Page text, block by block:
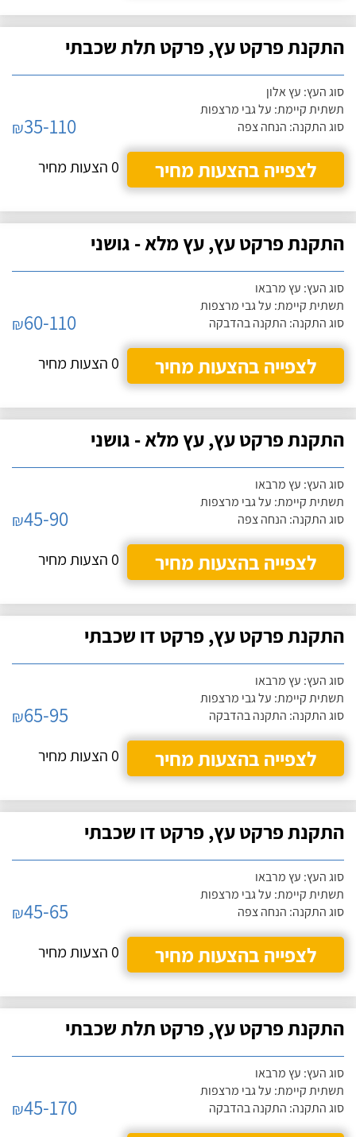
התקנת פרקט עץ, פרקט תלת שכבתי
סוג העץ: עץ אלון
תשתית קיימת: על גבי מרצפות
סוג התקנה: הנחה צפה
₪35-110
לצפייה בהצעות מחיר
0 הצעות מחיר
התקנת פרקט עץ, עץ מלא - גושני
סוג העץ: עץ מרבאו
תשתית קיימת: על גבי מרצפות
סוג התקנה: התקנה בהדבקה
₪60-110
לצפייה בהצעות מחיר
0 הצעות מחיר
התקנת פרקט עץ, עץ מלא - גושני
סוג העץ: עץ מרבאו
תשתית קיימת: על גבי מרצפות
סוג התקנה: הנחה צפה
₪45-90
לצפייה בהצעות מחיר
0 הצעות מחיר
התקנת פרקט עץ, פרקט דו שכבתי
סוג העץ: עץ מרבאו
תשתית קיימת: על גבי מרצפות
סוג התקנה: התקנה בהדבקה
₪65-95
לצפייה בהצעות מחיר
0 הצעות מחיר
התקנת פרקט עץ, פרקט דו שכבתי
סוג העץ: עץ מרבאו
תשתית קיימת: על גבי מרצפות
סוג התקנה: הנחה צפה
₪45-65
לצפייה בהצעות מחיר
0 הצעות מחיר
התקנת פרקט עץ, פרקט תלת שכבתי
סוג העץ: עץ מרבאו
תשתית קיימת: על גבי מרצפות
סוג התקנה: התקנה בהדבקה
₪45-170